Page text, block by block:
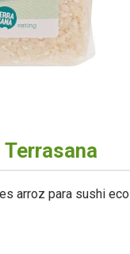
es arroz para sushi